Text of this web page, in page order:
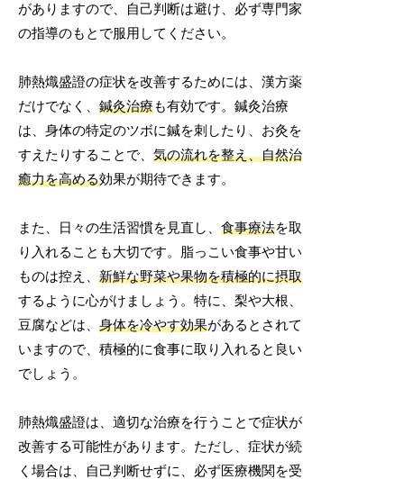
がありますので、自己判断は避け、必ず専門家
の指導のもとで服用してください。
肺熱熾盛證の症状を改善するためには、漢方薬
だけでなく、鍼灸治療も有効です。鍼灸治療
は、身体の特定のツボに鍼を刺したり、お灸を
すえたりすることで、気の流れを整え、自然治
癒力を高める効果が期待できます。
また、日々の生活習慣を見直し、食事療法を取
り入れることも大切です。脂っこい食事や甘い
ものは控え、新鮮な野菜や果物を積極的に摂取
するように心がけましょう。特に、梨や大根、
豆腐などは、身体を冷やす効果があるとされて
いますので、積極的に食事に取り入れると良い
でしょう。
肺熱熾盛證は、適切な治療を行うことで症状が
改善する可能性があります。ただし、症状が続
く場合は、自己判断せずに、必ず医療機関を受